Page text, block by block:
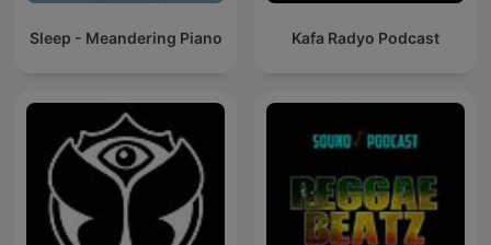
Sleep - Meandering Piano Kafa Radyo Podcast